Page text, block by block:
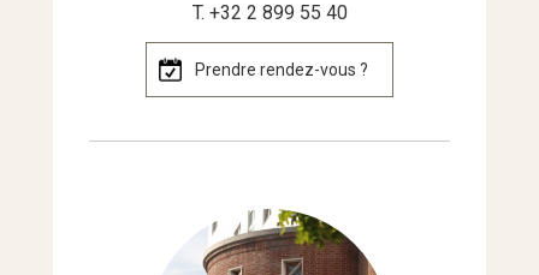
T. +32 2 899 55 40
Prendre rendez-vous ?